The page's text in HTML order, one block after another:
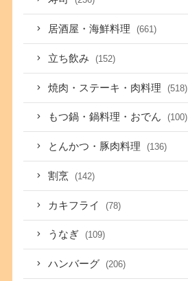
居酒屋・海鮮料理 (661)
立ち飲み (152)
焼肉・ステーキ・肉料理 (518)
もつ鍋・鍋料理・おでん (100)
とんかつ・豚肉料理 (136)
割烹 (142)
カキフライ (78)
うなぎ (109)
ハンバーグ (206)